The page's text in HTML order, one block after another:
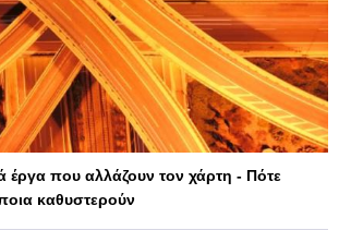
έργα που αλλάζουν τον χάρτη - Πότε
καθυστερούν